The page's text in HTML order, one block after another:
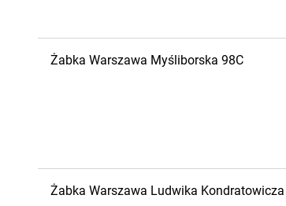
Żabka Warszawa Myśliborska 98C
Żabka Warszawa Ludwika